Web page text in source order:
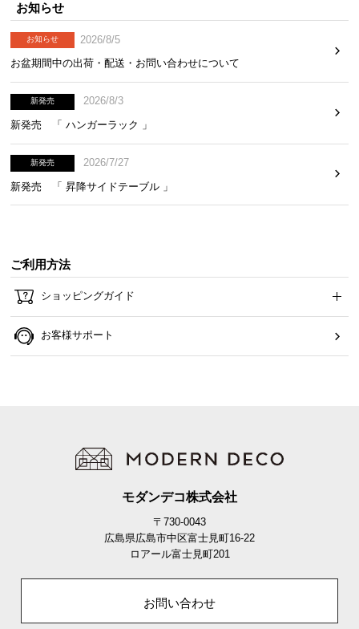
お知らせ
お知らせ
2026/8/5
お盆期間中の出荷・配送・お問い合わせについて
新発売
2026/8/3
新発売 「 ハンガーラック 」
新発売
2026/7/27
新発売 「 昇降サイドテーブル 」
ご利用方法
ショッピングガイド
お客様サポート
モダンデコ株式会社
〒730-0043
広島県広島市中区富士見町16-22
ロアール富士見町201
お問い合わせ